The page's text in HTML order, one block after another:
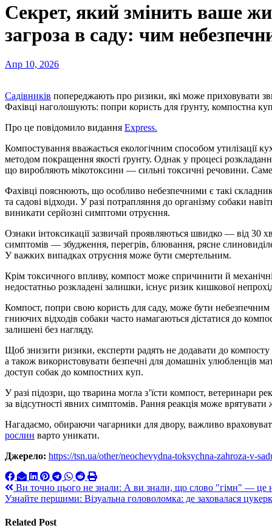
Секрет, який змінить ваше
загроза в саду: чим
Апр 10, 2026
Садівників попереджають про ризики, які може приховувати
Фахівці наголошують: попри користь для ґрунту, компостна
Про це повідомило видання Express.
Компостування вважається екологічним способом утилізації
методом покращення якості ґрунту. Однак у процесі
що виробляють мікотоксини — сильні токсичні речовини.
Фахівці пояснюють, що особливо небезпечними є такі
та садові відходи. У разі потрапляння до організму собаки
виникати серйозні симптоми отруєння.
Ознаки інтоксикації зазвичай проявляються швидко — від 30
симптомів — збудження, перегрів, блювання, рясне
У важких випадках отруєння може бути смертельним.
Крім токсичного впливу, компост може спричинити й
недостатньо розкладені залишки, існує ризик кишкової
Компост, попри свою користь для саду, може бути
гниючих відходів собаки часто намагаються дістатися до
залишені без нагляду.
Щоб знизити ризики, експерти радять не додавати до
а також використовувати безпечні для домашніх улюбленців
доступ собак до компостних куп.
У разі підозри, що тварина могла з’їсти компост, ветеринари
за відсутності явних симптомів. Рання реакція може
Нагадаємо, обираючи чагарники для двору, важливо
рослин варто уникати.
Джерело: https://tsn.ua/other/neochevydna-toksychna-zahroza-v-
Навигация
по
записям
Ви точно цього не знали: А ви знали, що слово "гімн" — це
Узнайте першими: Візуальна головоломка: де заховалася
Related Post